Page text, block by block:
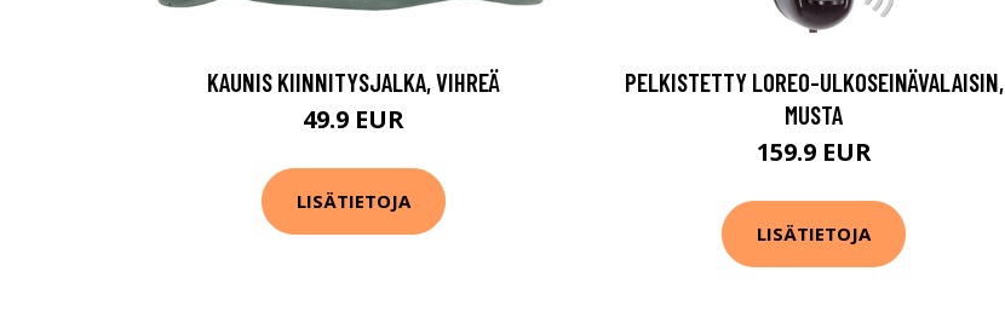
KAUNIS KIINNITYSJALKA, VIHREÄ
49.9 EUR
LISÄTIETOJA
PELKISTETTY LOREO-ULKOSEINÄVALAISIN,
MUSTA
159.9 EUR
LISÄTIETOJA